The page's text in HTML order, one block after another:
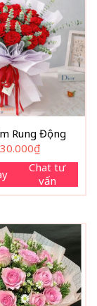
Rung Động
₫
Chat tư
vấn